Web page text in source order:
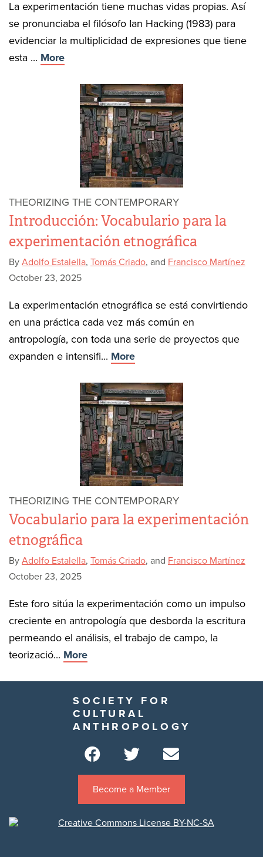
La experimentación tiene muchas vidas propias. Así
se pronunciaba el filósofo Ian Hacking (1983) para
evidenciar la multiplicidad de expresiones que tiene
esta ... More
THEORIZING THE CONTEMPORARY
Introducción: Vocabulario para la
experimentación etnográfica
By Adolfo Estalella, Tomás Criado, and Francisco Martínez
October 23, 2025
La experimentación etnográfica se está convirtiendo
en una práctica cada vez más común en
antropología, con toda una serie de proyectos que
expanden e intensifi... More
THEORIZING THE CONTEMPORARY
Vocabulario para la experimentación
etnográfica
By Adolfo Estalella, Tomás Criado, and Francisco Martínez
October 23, 2025
Este foro sitúa la experimentación como un impulso
creciente en antropología que desborda la escritura
permeando el análisis, el trabajo de campo, la
teorizació... More
SOCIETY FOR
CULTURAL
ANTHROPOLOGY
Become a Member